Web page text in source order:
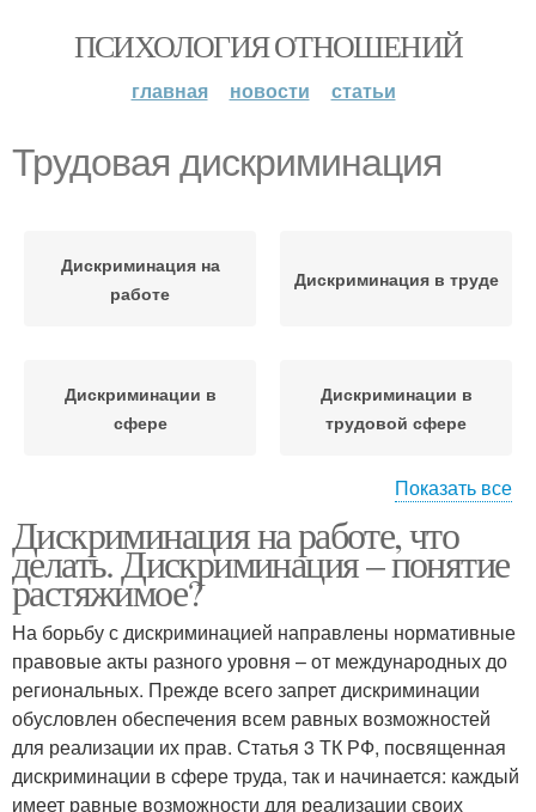
ПСИХОЛОГИЯ ОТНОШЕНИЙ
главная новости статьи
Трудовая дискриминация
Дискриминация на
работе
Дискриминация в труде
Дискриминации в
сфере
Дискриминации в
трудовой сфере
должности
Дискриминация в
вакансиях
Дискриминации при
приеме
Дискриминация при
приеме
Дискриминация по
Дискриминация по полу
Показать все
Дискриминация на работе, что
делать. Дискриминация – понятие
растяжимое?
На борьбу с дискриминацией направлены нормативные
правовые акты разного уровня – от международных до
региональных. Прежде всего запрет дискриминации
обусловлен обеспечения всем равных возможностей
для реализации их прав. Статья 3 ТК РФ, посвященная
дискриминации в сфере труда, так и начинается: каждый
имеет равные возможности для реализации своих